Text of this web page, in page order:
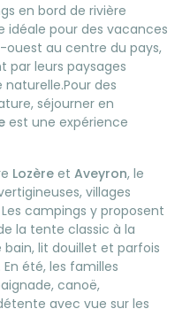
en bord de rivière
pour des vacances
ouest au centre du pays,
par leurs paysages
des
séjourner en
est une expérience
Lozère etAveyron, le
villages
campings y proposent
la tente classic à la
lit douillet et parfois
été, les familles
canoë,
avec vue sur les